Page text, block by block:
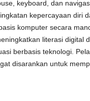
keyboard, dan
kepercayaan diri
komputer secara
literasi digital
berbasis teknologi.
disarankan untuk